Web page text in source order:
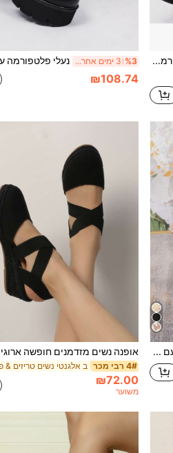
מגפי קרסול פלטפורמה אופנתיים לנשים בסגנון סתיו/חורף, קז'ואל, לחופשה
%3 3 ימים אחרונים
₪108.74
סנדלי פלטפורמה עם טריז קש ארוגה בסגנון אופנתי לנשים, חופשה מזדמנת, תלבושות אביב קיץ
4# רבי מכר
₪72.00
משוער